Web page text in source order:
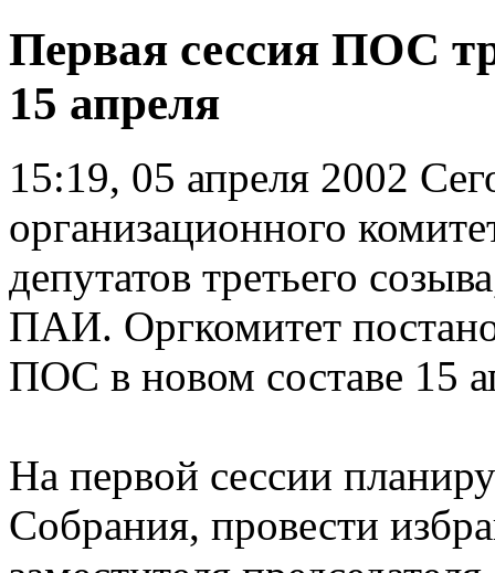
Первая сессия ПОС
15 апреля
15:19, 05 апреля 2002
организационного
депутатов третьего
ПАИ. Оргкомитет
ПОС в новом составе 15
На первой сессии
Собрания, провести